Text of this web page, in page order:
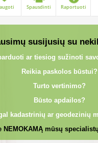
Spausdinti Raportuoti
susijusių su
ar tiesiog sužinoti
Reikia paskolos būstui?
Turto vertinimo?
Būsto apdailos?
kadastrinių ar geodezinių
NEMOKAMĄ mūsų